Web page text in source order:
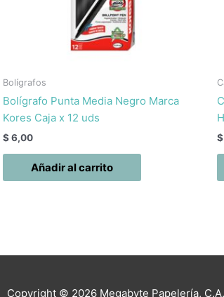
Bolígrafos
Bolígrafo Punta Media Negro Marca
Kores Caja x 12 uds
$6,00
Añadir al carrito
$
Copyright © 2026 Megabyte Papelería, C.A.